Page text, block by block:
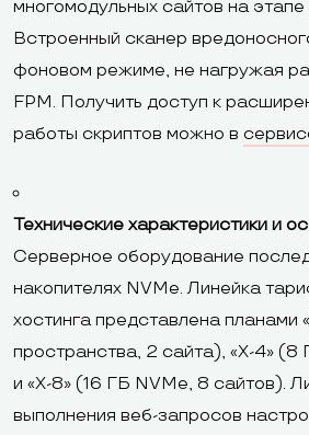
многомодульных сайтов на этапе
Встроенный сканер
фоновом режиме, не нагружая
FPM. Получить доступ к
работы скриптов можно в
Технические характеристики и
Серверное оборудование
накопителях NVMe. Линейка
хостинга представлена планами
пространства, 2 сайта), «Х-4» (8
и «Х-8» (16 ГБ NVMe, 8 сайтов).
выполнения веб-запросов